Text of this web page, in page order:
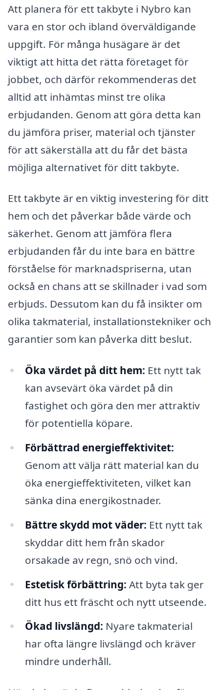
Att planera för ett takbyte i Nybro kan
vara en stor och ibland överväldigande
uppgift. För många husägare är det
viktigt att hitta det rätta företaget för
jobbet, och därför rekommenderas det
alltid att inhämtas minst tre olika
erbjudanden. Genom att göra detta kan
du jämföra priser, material och tjänster
för att säkerställa att du får det bästa
möjliga alternativet för ditt takbyte.
Ett takbyte är en viktig investering för ditt
hem och det påverkar både värde och
säkerhet. Genom att jämföra flera
erbjudanden får du inte bara en bättre
förståelse för marknadspriserna, utan
också en chans att se skillnader i vad som
erbjuds. Dessutom kan du få insikter om
olika takmaterial, installationstekniker och
garantier som kan påverka ditt beslut.
Öka värdet på ditt hem: Ett nytt tak
kan avsevärt öka värdet på din
fastighet och göra den mer attraktiv
för potentiella köpare.
Förbättrad energieffektivitet:
Genom att välja rätt material kan du
öka energieffektiviteten, vilket kan
sänka dina energikostnader.
Bättre skydd mot väder: Ett nytt tak
skyddar ditt hem från skador
orsakade av regn, snö och vind.
Estetisk förbättring: Att byta tak ger
ditt hus ett fräscht och nytt utseende.
Ökad livslängd: Nyare takmaterial
har ofta längre livslängd och kräver
mindre underhåll.